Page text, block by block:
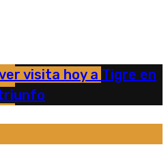
visita hoy a Tigre en